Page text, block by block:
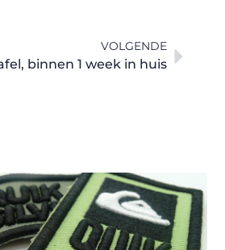
VOLGENDE
binnen 1 week in huis